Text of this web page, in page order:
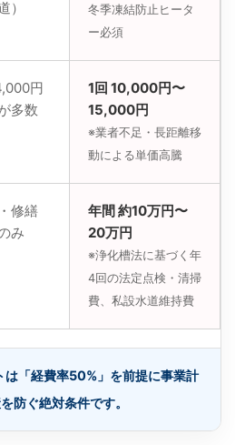
）
冬季凍結防止ヒータ
ー必須
円
多数
1回 10,000円〜
15,000円
※業者不足・長距離移
動による単価高騰
修繕
み
年間 約10万円〜
20万円
※浄化槽法に基づく年
4回の法定点検・清掃
費、私設水道維持費
は「経費率50%」を前提に事業計
防ぐ絶対条件です。